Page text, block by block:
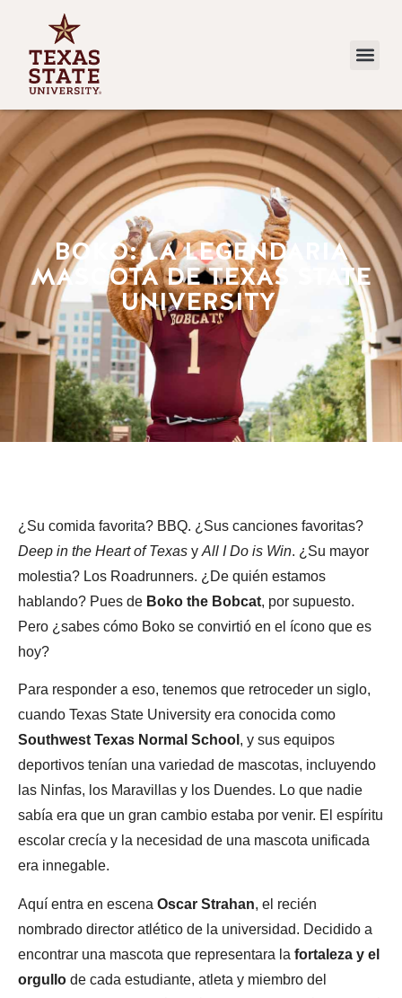
BOKO: LA LEGENDARIA
MASCOTA DE TEXAS STATE
UNIVERSITY
¿Su comida favorita? BBQ. ¿Sus canciones favoritas?
Deep in the Heart of Texas y All I Do is Win. ¿Su mayor
molestia? Los Roadrunners. ¿De quién estamos
hablando? Pues de Boko the Bobcat, por supuesto.
Pero ¿sabes cómo Boko se convirtió en el ícono que es
hoy?
Para responder a eso, tenemos que retroceder un siglo,
cuando Texas State University era conocida como
Southwest Texas Normal School , y sus equipos
deportivos tenían una variedad de mascotas, incluyendo
las Ninfas, los Maravillas y los Duendes. Lo que nadie
sabía era que un gran cambio estaba por venir. El espíritu
escolar crecía y la necesidad de una mascota unificada
era innegable.
Aquí entra en escena Oscar Strahan, el recién
nombrado director atlético de la universidad. Decidido a
encontrar una mascota que representara la fortaleza y el
orgullo de cada estudiante, atleta y miembro del